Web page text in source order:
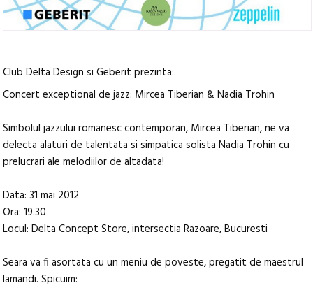
Club Delta Design si Geberit prezinta:
Concert exceptional de jazz: Mircea Tiberian & Nadia Trohin
Simbolul jazzului romanesc contemporan, Mircea Tiberian, ne va
delecta alaturi de talentata si simpatica solista Nadia Trohin cu
prelucrari ale melodiilor de altadata!
Data: 31 mai 2012
Ora: 19.30
Locul: Delta Concept Store, intersectia Razoare, Bucuresti
Seara va fi asortata cu un meniu de poveste, pregatit de maestrul
Iamandi. Spicuim: